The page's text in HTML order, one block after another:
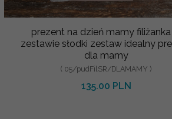
prezent na dzień mamy
zestawie słodki zestaw idealny
dla mamy
( 05/pudFilSR/DLAMAMY )
135.00 PLN